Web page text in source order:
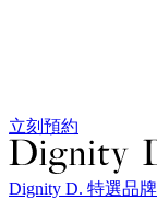
立刻預約
Dignity D. 特選品牌